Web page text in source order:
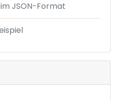
JSON-Format